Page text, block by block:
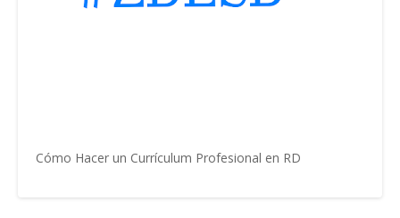
Cómo Hacer un Currículum Profesional en RD